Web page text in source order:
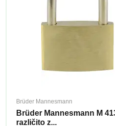
Brüder Mannesmann
Brüder Mannesmann M
različito z...